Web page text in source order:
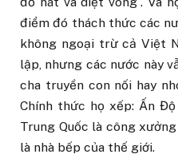
điểm đó thách thức các
không ngoại trừ cả Việt
lập, nhưng các nước này
cha truyền con nối hay
Chính thức họ xếp: Ấn
Trung Quốc là công
là nhà bếp của thế giới.